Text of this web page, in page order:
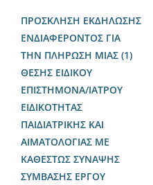
ΠΡΟΣΚΛΗΣΗ ΕΚΔΗΛΩΣΗΣ
ΕΝΔΙΑΦΕΡΟΝΤΟΣ ΓΙΑ
ΤΗΝ ΠΛΗΡΩΣΗ ΜΙΑΣ (1)
ΘΕΣΗΣ ΕΙΔΙΚΟΥ
ΕΠΙΣΤΗΜΟΝΑ/ΙΑΤΡΟΥ
ΕΙΔΙΚΟΤΗΤΑΣ
ΠΑΙΔΙΑΤΡΙΚΗΣ ΚΑΙ
ΑΙΜΑΤΟΛΟΓΙΑΣ ME
ΚΑΘΕΣΤΩΣ ΣΥΝΑΨΗΣ
ΣΥΜΒΑΣΗΣ ΕΡΓΟΥ